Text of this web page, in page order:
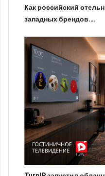
Как российский
западных брендов.…